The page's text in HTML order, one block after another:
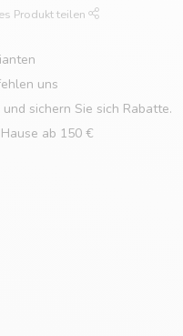
Produkt teilen
uns
sichern Sie sich Rabatte.
ab 150 €